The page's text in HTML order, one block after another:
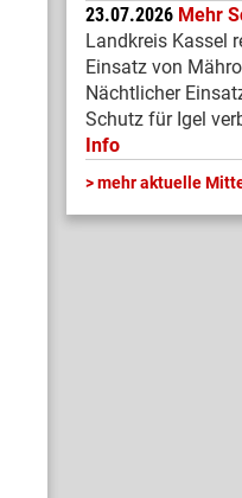
23.07.2026 Mehr
Landkreis Kassel
Einsatz von
Nächtlicher
Schutz für Igel
Info
mehr aktuelle